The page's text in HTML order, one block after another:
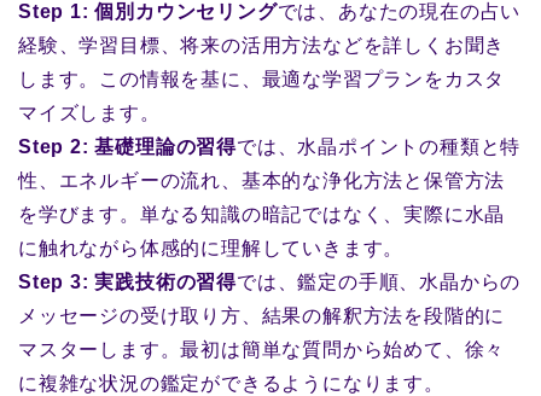
Step 1: 個別カウンセリングでは、あなたの現在の占い
経験、学習目標、将来の活用方法などを詳しくお聞き
します。この情報を基に、最適な学習プランをカスタ
マイズします。
Step 2: 基礎理論の習得では、水晶ポイントの種類と特
性、エネルギーの流れ、基本的な浄化方法と保管方法
を学びます。単なる知識の暗記ではなく、実際に水晶
に触れながら体感的に理解していきます。
Step 3: 実践技術の習得では、鑑定の手順、水晶からの
メッセージの受け取り方、結果の解釈方法を段階的に
マスターします。最初は簡単な質問から始めて、徐々
に複雑な状況の鑑定ができるようになります。